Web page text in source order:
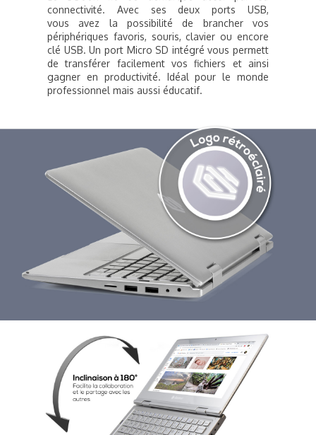
connectivité. Avec ses deux ports USB,
vous avez la possibilité de brancher vos
périphériques favoris, souris, clavier ou encore
clé USB. Un port Micro SD intégré vous permett
de transférer facilement vos fichiers et ainsi
gagner en productivité. Idéal pour le monde
professionnel mais aussi éducatif.